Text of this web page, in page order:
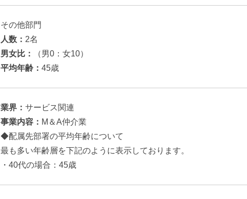
その他部門
人数： 2名
男女比：
（男0：女10）
平均年齢： 45歳
業界： サービス関連
事業内容： M＆A仲介業
◆配属先部署の平均年齢について
最も多い年齢層を下記のように表示しております。
・40代の場合：45歳